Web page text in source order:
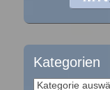
Kategorien
Kategorien